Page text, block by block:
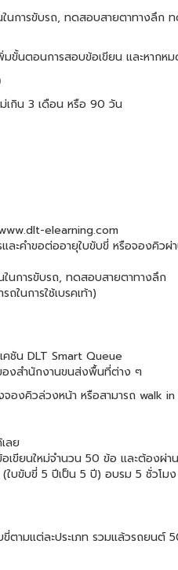
การขับรถ, ทดสอบสายตาทางลึก ท
ขั้นตอนการสอบข้อเขียน และหาก
เกิน 3 เดือน หรือ 90 วัน
elearning.com
ละคำขอต่ออายุใบขับขี่ หรือจองคิว
นการขับรถ, ทดสอบสายตาทางลึก
ในการใช้เบรคเท้า)
คชัน DLT Smart Queue
องสำนักงานขนส่งพื้นที่ต่าง ๆ
งคิวล่วงหน้า หรือสามารถ walk in
ลย
เขียนใหม่จำนวน 50 ข้อ และต้อง
ใบขับขี่ 5 ปีเป็น 5 ปี) อบรม 5 ชั่ว
ขี่ตามแต่ละประเภท รวมแล้วรถย